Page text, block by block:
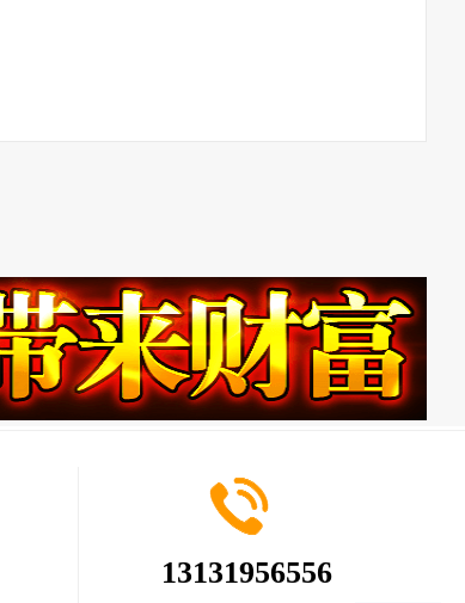
13131956556